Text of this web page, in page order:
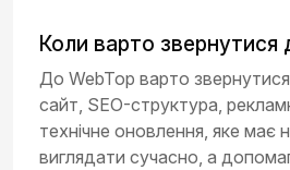
Коли варто звернутися
До WebTop варто
сайт, SEO-структура,
технічне оновлення, яке має
виглядати сучасно, а